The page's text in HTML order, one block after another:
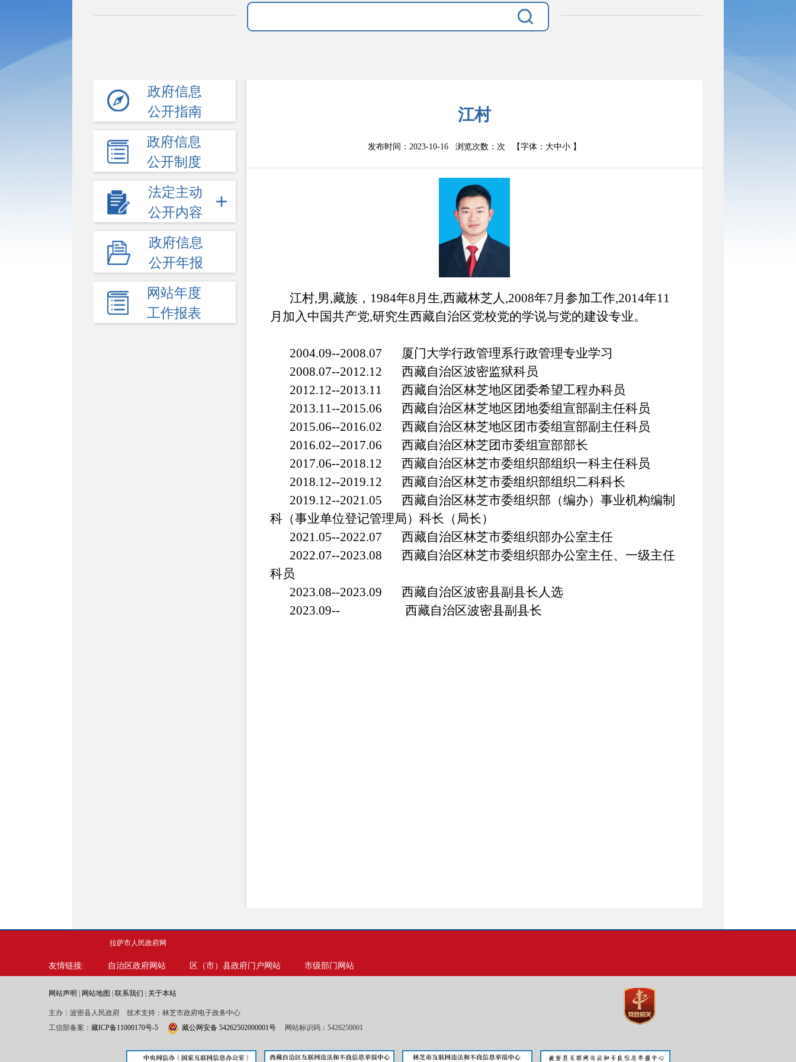
政府信息
公开指南
政府信息
公开制度
法定主动
公开内容
政府信息
公开年报
网站年度
工作报表
江村
发布时间：2023-10-16 浏览次数： 次 【字体： 大中小 】
江村,男,藏族，1984年8月生,西藏林芝人,2008年7月参加工作,2014年11
月加入中国共产党,研究生西藏自治区党校党的学说与党的建设专业。
2004.09--2008.07 厦门大学行政管理系行政管理专业学习
2008.07--2012.12 西藏自治区波密监狱科员
2012.12--2013.11 西藏自治区林芝地区团委希望工程办科员
2013.11--2015.06 西藏自治区林芝地区团地委组宣部副主任科员
2015.06--2016.02 西藏自治区林芝地区团市委组宣部副主任科员
2016.02--2017.06 西藏自治区林芝团市委组宣部部长
2017.06--2018.12 西藏自治区林芝市委组织部组织一科主任科员
2018.12--2019.12 西藏自治区林芝市委组织部组织二科科长
2019.12--2021.05 西藏自治区林芝市委组织部（编办）事业机构编制
科（事业单位登记管理局）科长（局长）
2021.05--2022.07 西藏自治区林芝市委组织部办公室主任
2022.07--2023.08 西藏自治区林芝市委组织部办公室主任、一级主任
科员
2023.08--2023.09 西藏自治区波密县副县长人选
2023.09-- 西藏自治区波密县副县长
拉萨市人民政府网
友情链接: 自治区政府网站 区（市）县政府门户网站 市级部门网站
网站声明 网站地图 联系我们 关于本站
主办：波密县人民政府 技术支持：林芝市政府电子政务中心
工信部备案： 藏ICP备11000170号-5 藏公网安备 54262502000001号 网站标识码：5426250001